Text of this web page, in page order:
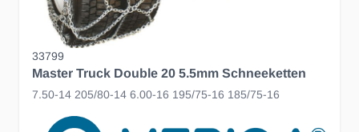
33799
Master Truck Double 20 5.5mm Schneeketten
7.50-14 205/80-14 6.00-16 195/75-16 185/75-16